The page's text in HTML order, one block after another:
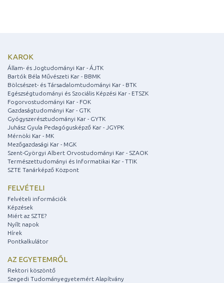
KAROK
Állam- és Jogtudományi Kar - ÁJTK
Bartók Béla Művészeti Kar - BBMK
Bölcsészet- és Társadalomtudományi Kar - BTK
Egészségtudományi és Szociális Képzési Kar - ETSZK
Fogorvostudományi Kar - FOK
Gazdaságtudományi Kar - GTK
Gyógyszerésztudományi Kar - GYTK
Juhász Gyula Pedagógusképző Kar - JGYPK
Mérnöki Kar - MK
Mezőgazdasági Kar - MGK
Szent-Györgyi Albert Orvostudományi Kar - SZAOK
Természettudományi és Informatikai Kar - TTIK
SZTE Tanárképző Központ
FELVÉTELI
Felvételi információk
Képzések
Miért az SZTE?
Nyílt napok
Hírek
Pontkalkulátor
AZ EGYETEMRŐL
Rektori köszöntő
Szegedi Tudományegyetemért Alapítvány